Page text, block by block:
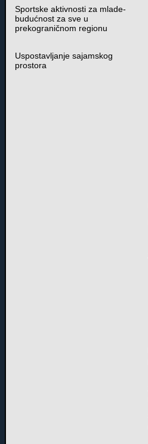
Sportske aktivnosti za mlade-
budućnost za sve u
prekograničnom regionu
Uspostavljanje sajamskog
prostora